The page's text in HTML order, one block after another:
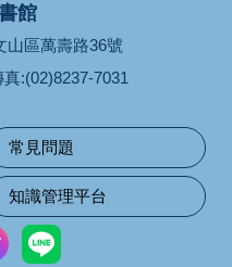
館
山區萬壽路36號
真:(02)8237-7031
常見問題
知識管理平台